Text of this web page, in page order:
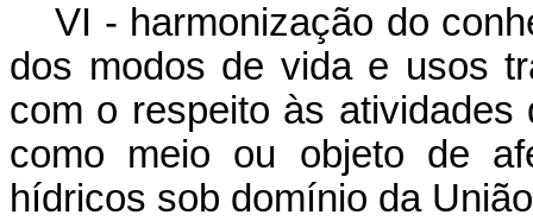
VI - harmonização do
dos modos de vida e usos
com o respeito às
como meio ou objeto de
hídricos sob domínio da